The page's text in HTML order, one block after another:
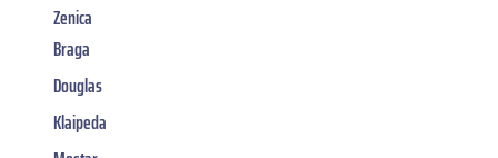
Zenica
Braga
Douglas
Klaipeda